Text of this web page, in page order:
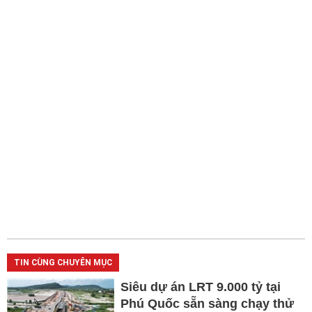
TIN CÙNG CHUYÊN MỤC
Siêu dự án LRT 9.000 tỷ tại
Phú Quốc sẵn sàng chạy thử